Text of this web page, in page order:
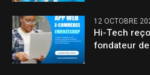
12 OCTOBRE
Hi-Tech
fondateur